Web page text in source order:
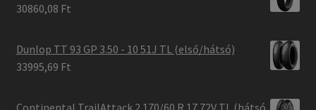
30860,08 Ft
Dunlop TT 93 GP 3.50 - 10 51J TL (első/hátsó)
33995,69 Ft
Continental TrailAttack 2 170/60 R 17 72V TL (hátsó